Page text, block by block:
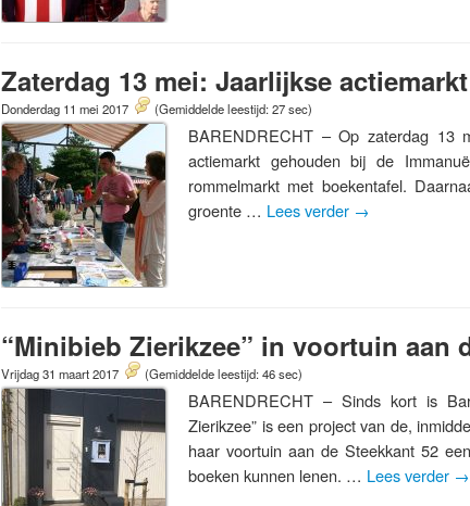
Zaterdag 13 mei: Jaarlijkse
Donderdag 11 mei 2017 (Gemiddelde leestijd: 27 sec)
BARENDRECHT – Op zaterdag 13
actiemarkt gehouden bij de
rommelmarkt met boekentafel.
groente … Lees verder →
“Minibieb Zierikzee” in voortuin aan
Vrijdag 31 maart 2017 (Gemiddelde leestijd: 46 sec)
BARENDRECHT – Sinds kort is
Zierikzee” is een project van de,
haar voortuin aan de Steekkant 52
boeken kunnen lenen. … Lees verder →